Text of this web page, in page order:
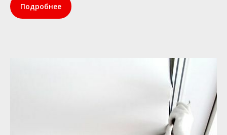
Подробнее